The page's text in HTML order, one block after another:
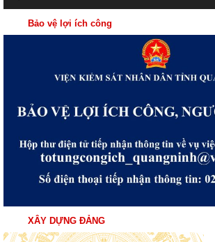
Bảo vệ lợi ích công
XÂY DỰNG ĐẢNG